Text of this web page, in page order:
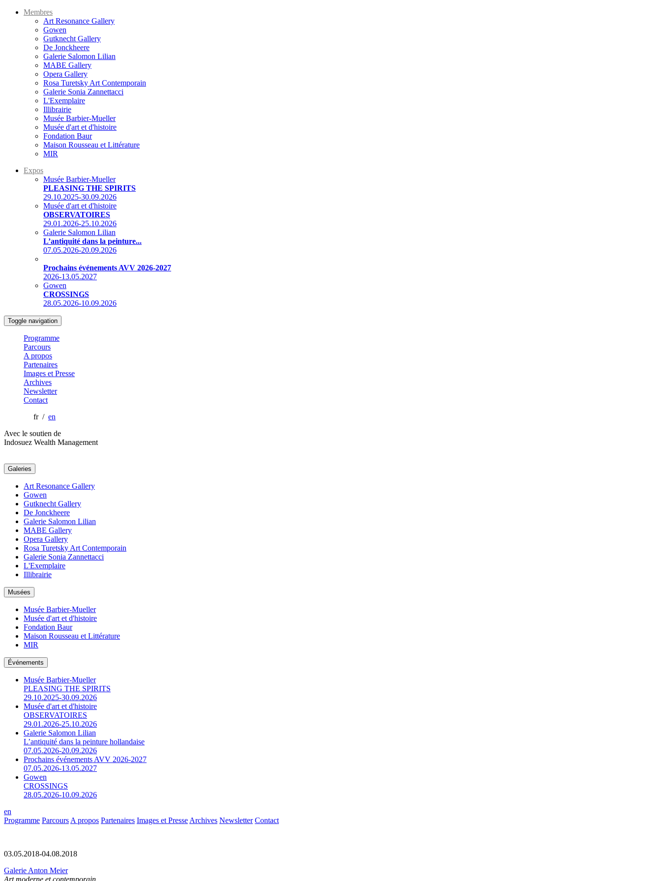
Membres
Art Resonance Gallery
Gowen
Gutknecht Gallery
De Jonckheere
Galerie Salomon Lilian
MABE Gallery
Opera Gallery
Rosa Turetsky Art Contemporain
Galerie Sonia Zannettacci
L'Exemplaire
Illibrairie
Musée Barbier-Mueller
Musée d'art et d'histoire
Fondation Baur
Maison Rousseau et Littérature
MIR
Expos
Musée Barbier-Mueller
PLEASING THE SPIRITS
29.10.2025-30.09.2026
Musée d'art et d'histoire
OBSERVATOIRES
29.01.2026-25.10.2026
Galerie Salomon Lilian
L’antiquité dans la peinture...
07.05.2026-20.09.2026
Prochains événements AVV 2026-2027
2026-13.05.2027
Gowen
CROSSINGS
28.05.2026-10.09.2026
Toggle navigation
Programme
Parcours
A propos
Partenaires
Images et Presse
Archives
Newsletter
Contact
fr / en
Avec le soutien de
Indosuez Wealth Management
Galeries
Art Resonance Gallery
Gowen
Gutknecht Gallery
De Jonckheere
Galerie Salomon Lilian
MABE Gallery
Opera Gallery
Rosa Turetsky Art Contemporain
Galerie Sonia Zannettacci
L'Exemplaire
Illibrairie
Musées
Musée Barbier-Mueller
Musée d'art et d'histoire
Fondation Baur
Maison Rousseau et Littérature
MIR
Événements
Musée Barbier-Mueller
PLEASING THE SPIRITS
29.10.2025-30.09.2026
Musée d'art et d'histoire
OBSERVATOIRES
29.01.2026-25.10.2026
Galerie Salomon Lilian
L’antiquité dans la peinture hollandaise
07.05.2026-20.09.2026
Prochains événements AVV 2026-2027
07.05.2026-13.05.2027
Gowen
CROSSINGS
28.05.2026-10.09.2026
en
Programme Parcours A propos Partenaires Images et Presse Archives Newsletter Contact
03.05.2018-04.08.2018
Galerie Anton Meier
Art moderne et contemporain